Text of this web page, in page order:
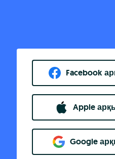
Facebook
Apple
Google